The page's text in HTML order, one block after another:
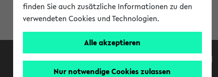
finden Sie auch zusätzliche Informationen zu den
verwendeten Cookies und Technologien.
Alle akzeptieren
Nur notwendige Cookies zulassen